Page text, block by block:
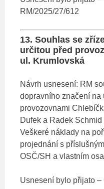
RM/2025/27/612
13. Souhlas se
určitou před
ul. Krumlovská
Návrh usnesení: RM
dopravního značení na
provozovnami
Dufek a Radek
Veškeré náklady na
projednání s
OSČ/SH a vlastním
Usnesení bylo přijato